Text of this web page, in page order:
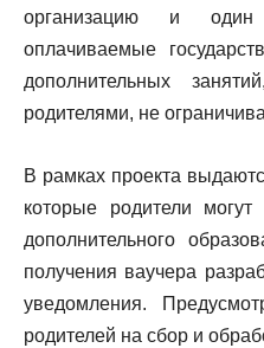
организацию и
оплачиваемые
дополнительных
родителями, не
В рамках проекта
которые родители
дополнительного
получения ваучера
уведомления.
родителей на сбор и